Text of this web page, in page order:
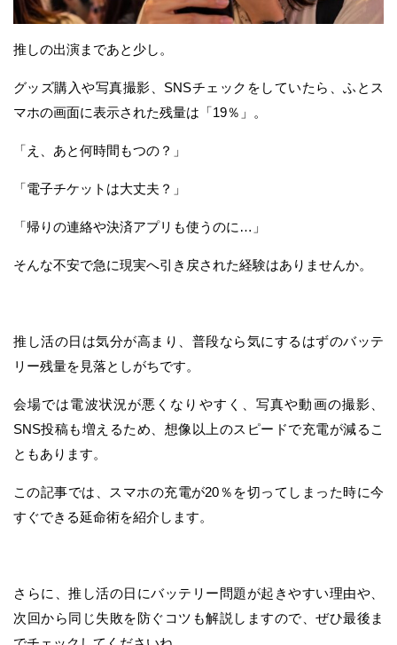
推しの出演まであと少し。
グッズ購入や写真撮影、SNSチェックをしていたら、ふとス
マホの画面に表示された残量は「19％」。
「え、あと何時間もつの？」
「電子チケットは大丈夫？」
「帰りの連絡や決済アプリも使うのに…」
そんな不安で急に現実へ引き戻された経験はありませんか。
推し活の日は気分が高まり、普段なら気にするはずのバッテ
リー残量を見落としがちです。
会場では電波状況が悪くなりやすく、写真や動画の撮影、
SNS投稿も増えるため、想像以上のスピードで充電が減るこ
ともあります。
この記事では、スマホの充電が20％を切ってしまった時に今
すぐできる延命術を紹介します。
さらに、推し活の日にバッテリー問題が起きやすい理由や、
次回から同じ失敗を防ぐコツも解説しますので、ぜひ最後ま